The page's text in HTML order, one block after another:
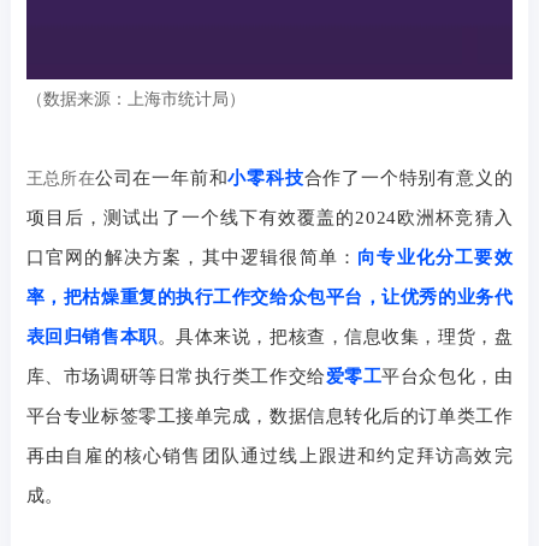
（数据来源：上海市统计局）
王总所在公司在一年前和小零科技合作了一个特别有意义的
项目后，测试出了一个线下有效覆盖的2024欧洲杯竞猜入
口官网的解决方案，其中逻辑很简单： 向专业化分工要效
率，把枯燥重复的执行工作交给众包平台，让优秀的业务代
表回归销售本职。具体来说，把核查，信息收集，理货，盘
库、市场调研等日常执行类工作交给爱零工平台众包化，由
平台专业标签零工接单完成，数据信息转化后的订单类工作
再由自雇的核心销售团队通过线上跟进和约定拜访高效完
成。